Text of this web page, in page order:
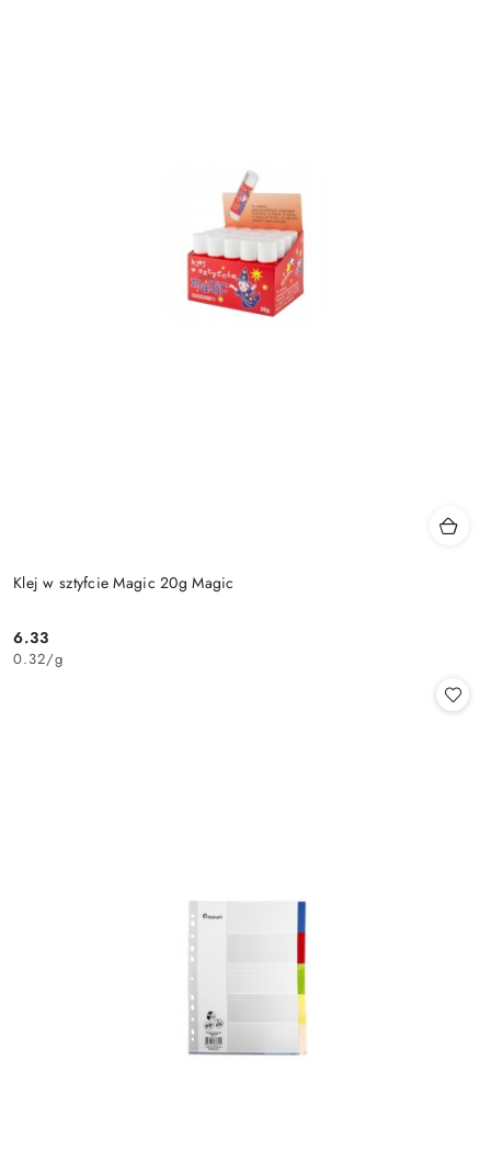
Klej w sztyfcie Magic 20g Magic
Cena:
6.33
0.32/g